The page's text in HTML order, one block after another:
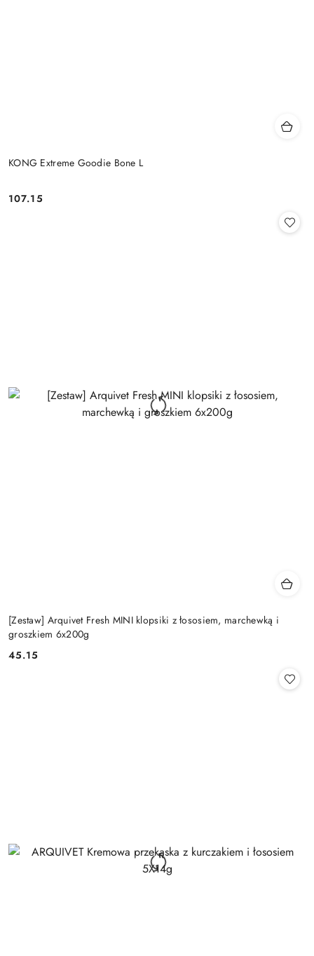
KONG Extreme Goodie Bone L
Cena:
107.15
[Zestaw] Arquivet Fresh MINI klopsiki z łososiem, marchewką i
groszkiem 6x200g
Cena:
45.15